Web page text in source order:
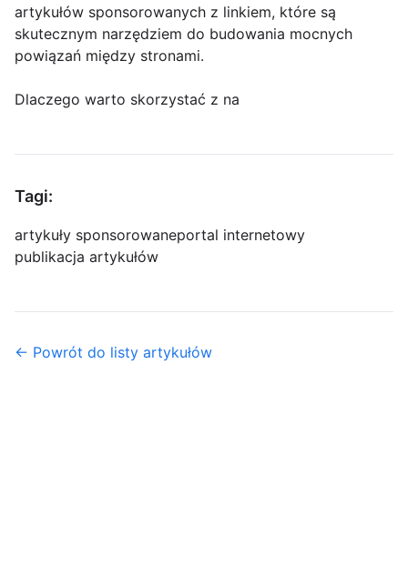
artykułów sponsorowanych z linkiem, które są
skutecznym narzędziem do budowania mocnych
powiązań między stronami.
Dlaczego warto skorzystać z na
Tagi:
artykuły sponsorowaneportal internetowy
publikacja artykułów
← Powrót do listy artykułów